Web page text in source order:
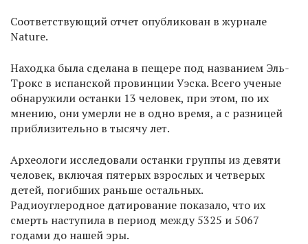
Соответствующий отчет опубликован в журнале
Nature.
Находка была сделана в пещере под названием Эль-
Трокс в испанской провинции Уэска. Всего ученые
обнаружили останки 13 человек, при этом, по их
мнению, они умерли не в одно время, а с разницей
приблизительно в тысячу лет.
Археологи исследовали останки группы из девяти
человек, включая пятерых взрослых и четверых
детей, погибших раньше остальных.
Радиоуглеродное датирование показало, что их
смерть наступила в период между 5325 и 5067
годами до нашей эры.